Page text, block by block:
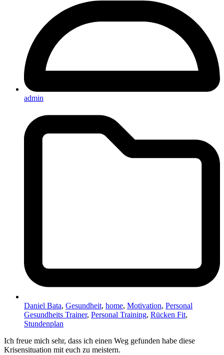
admin
Daniel Bata, Gesundheit, home, Motivation, Personal
Gesundheits Trainer, Personal Training, Rücken Fit,
Stundenplan
Ich freue mich sehr, dass ich einen Weg gefunden habe diese
Krisensituation mit euch zu meistern.